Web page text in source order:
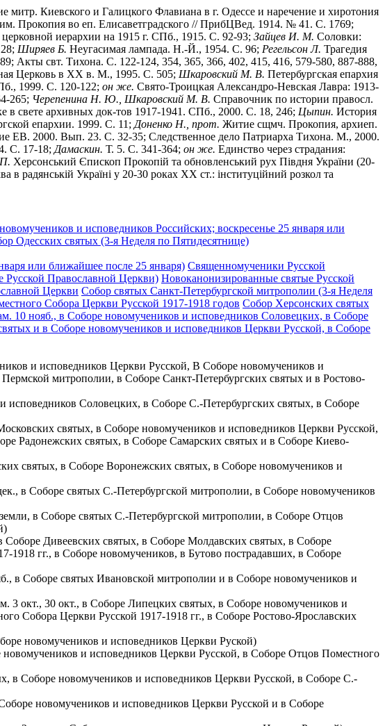
Киевского и Галицкого Флавиана в г. Одессе и наречение и хиротония
Прокопия во еп. Елисаветградского // ПрибЦВед. 1914. № 41. С. 1769;
иерархии на 1915 г. СПб., 1915. С. 92-93; Зайцев И. М. Соловки:
Ширяев Б. Неугасимая лампада. Н.-Й., 1954. С. 96; Регельсон Л. Трагедия
Акты свт. Тихона. С. 122-124, 354, 365, 366, 402, 415, 416, 579-580, 887-888,
Церковь в ХХ в. М., 1995. С. 505; Шкаровский М. В. Петербургская епархия
1999. С. 120-122; он же. Свято-Троицкая Александро-Невская Лавра: 1913-
265; Черепенина Н. Ю., Шкаровский М. В. Справочник по истории правосл.
в свете архивных док-тов 1917-1941. СПб., 2000. С. 18, 246; Цыпин. История
епархии. 1999. С. 11; Доненко Н., прот. Житие сщмч. Прокопия, архиеп.
ЕВ. 2000. Вып. 23. С. 32-35; Следственное дело Патриарха Тихона. М., 2000.
С. 17-18; Дамаскин. Т. 5. С. 341-364; он же. Единство через страдания:
Херсонський Єпископ Прокопiй та обновленський рух Пiвдня Украïни (20-
в радянськiй Украïнi у 20-30 роках ХХ ст.: iнституцiйний розкол та
и исповедников Российских; воскресенье 25 января или
Одесских святых (3-я Неделя по Пятидесятнице)
или ближайшее после 25 января) Священномученики Русской
Православной Церкви) Новоканонизированные святые Русской
Церкви Собор святых Санкт-Петербургской митрополии (3-я Неделя
Собора Церкви Русской 1917-1918 годов Собор Херсонских святых
10 нояб., в Соборе новомучеников и исповедников Соловецких, в Соборе
и в Соборе новомучеников и исповедников Церкви Русской, в Соборе
и исповедников Церкви Русской, В Соборе новомучеников и
митрополии, в Соборе Санкт-Петербургских святых и в Ростово-
Соловецких, в Соборе С.-Петербургских святых, в Соборе
святых, в Соборе новомучеников и исповедников Церкви Русской,
Радонежских святых, в Соборе Самарских святых и в Соборе Киево-
святых, в Соборе Воронежских святых, в Соборе новомучеников и
в Соборе святых С.-Петербургской митрополии, в Соборе новомучеников
в Соборе святых С.-Петербургской митрополии, в Соборе Отцов
Дивеевских святых, в Соборе Молдавских святых, в Соборе
гг., в Соборе новомучеников, в Бутово пострадавших, в Соборе
в Соборе святых Ивановской митрополии и в Соборе новомучеников и
3 окт., 30 окт., в Соборе Липецких святых, в Соборе новомучеников и
Собора Церкви Русской 1917-1918 гг., в Соборе Ростово-Ярославских
новомучеников и исповедников Церкви Руской)
и исповедников Церкви Русской, в Соборе Отцов Поместного
в Соборе новомучеников и исповедников Церкви Русской, в Соборе С.-
новомучеников и исповедников Церкви Русской и в Соборе